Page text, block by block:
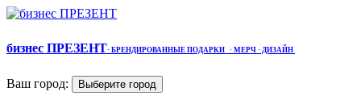
бизнес ПРЕЗЕНТ· БРЕНДИРОВАННЫЕ ПОДАРКИ · МЕРЧ · ДИЗАЙН
Ваш город: Выберите город